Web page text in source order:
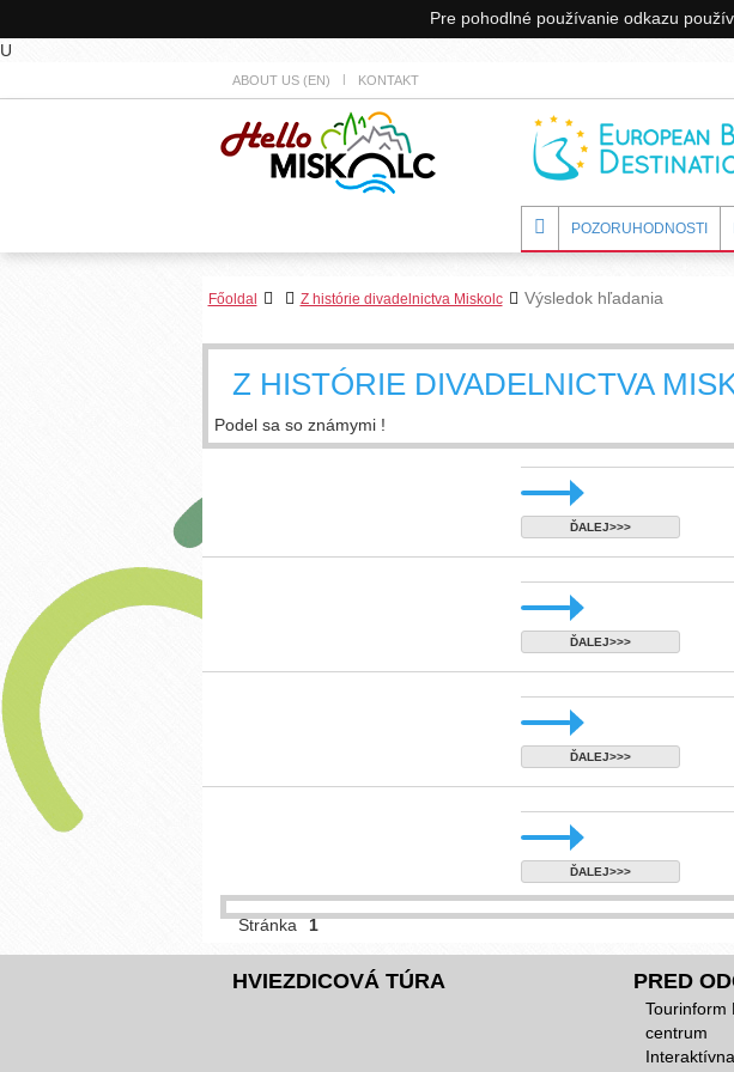
Pre pohodlné používanie odkazu
U
ABOUT US (EN) KONTAKT
POZORUHODNOSTI
Főoldal Z histórie divadelnictva Miskolc Výsledok hľadania
Z HISTÓRIE DIVADELNICTVA
Podel sa so známymi !
ĎALEJ>>>
ĎALEJ>>>
ĎALEJ>>>
ĎALEJ>>>
Stránka 1
HVIEZDICOVÁ TÚRA PRED
Tourinform
centrum